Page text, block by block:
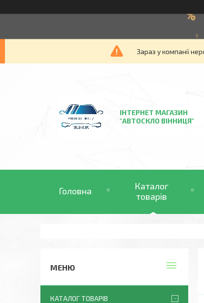
Зараз у компанії
ІНТЕРНЕТ МАГАЗИН
"АВТОСКЛО ВІННИЦЯ"
Головна
Каталог
товарів
КАТАЛОГ ТОВАРІВ